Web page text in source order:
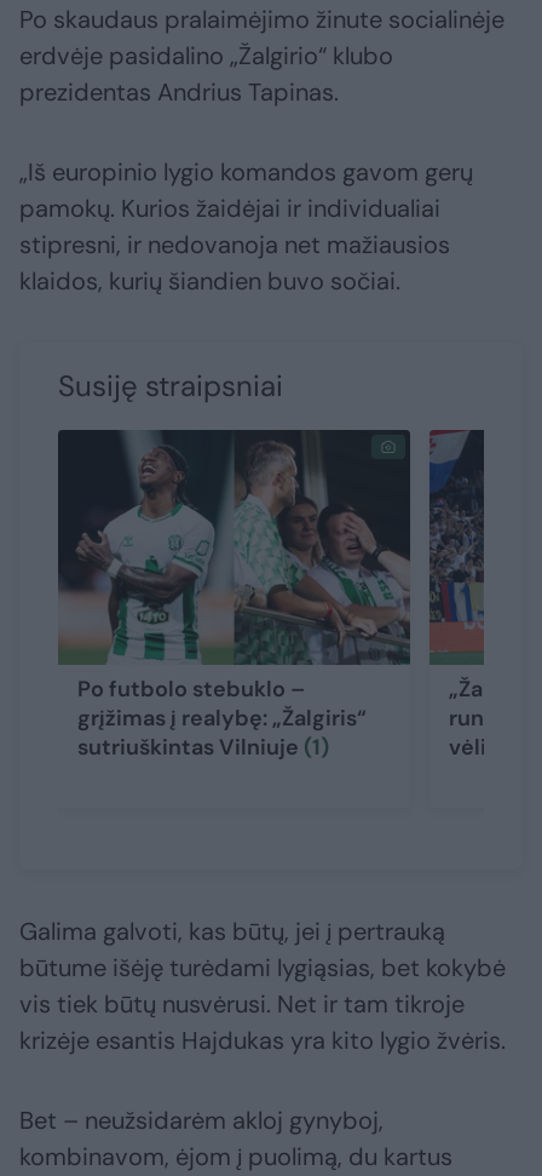
Po skaudaus pralaimėjimo žinute socialinėje
erdvėje pasidalino „Žalgirio“ klubo
prezidentas Andrius Tapinas.
„Iš europinio lygio komandos gavom gerų
pamokų. Kurios žaidėjai ir individualiai
stipresni, ir nedovanoja net mažiausios
klaidos, kurių šiandien buvo sočiai.
Susiję straipsniai
Po futbolo stebuklo –
grįžimas į realybę: „Žalgiris“
sutriuškintas Vilniuje (1)
vėliava
Galima galvoti, kas būtų, jei į pertrauką
būtume išėję turėdami lygiąsias, bet kokybė
vis tiek būtų nusvėrusi. Net ir tam tikroje
krizėje esantis Hajdukas yra kito lygio žvėris.
Bet – neužsidarėm akloj gynyboj,
kombinavom, ėjom į puolimą, du kartus